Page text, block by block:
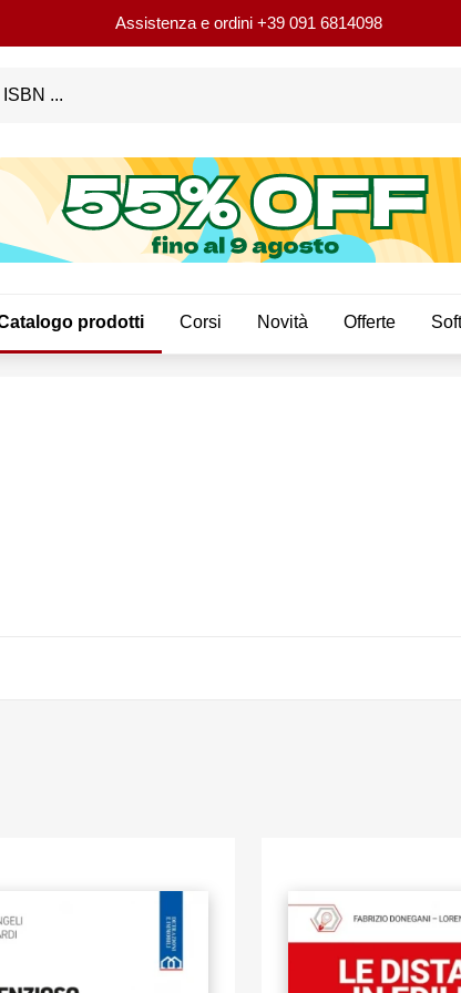
Assistenza e ordini +39 091 6814098
prodotti Corsi Novità Offerte